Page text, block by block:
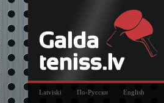
Latviski По-Русски English